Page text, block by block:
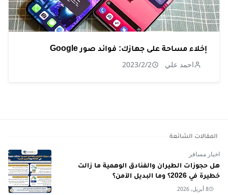
إخلاء مساحة على جهازك: فوائد صور Google
احمد علي 2023/2/2
المقالات الشائعة
اخبار مسافر
هل حجوزات الطيران والفنادق الوهمية ما زالت
خطيرة في 2026؟ وما البديل الآمن؟
8 أبريل, 2026